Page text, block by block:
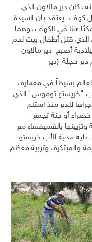
بالقرب منه، كان دير مالاون الذي
كهف- يعتقد بأن السيدة
هنا في الكهف، وهما
قتل أطفال بيت لحم
قتل الطفل عيسى. منذ سنة 617 ميلادية أصبح دير مالاون
حجلة (دير
بسيطاً في معماره،
"خريستو توموس" الذي
للدير منذ استلم
خضراء أو جنة تجمع
وتزيينها بالفسيفساء مع
عليه محبة الأب خريستو
والمبتكرة، وتربية معظم